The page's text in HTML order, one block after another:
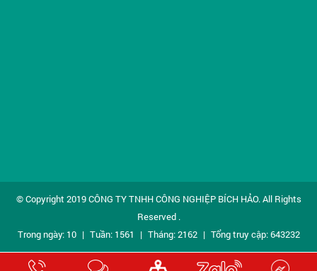
© Copyright 2019CÔNG TY TNHH CÔNG NGHIỆP BÍCH HẢO. All Rights
Reserved .
Trong ngày: 10 | Tuần: 1561 | Tháng: 2162 | Tổng truy cập: 643232